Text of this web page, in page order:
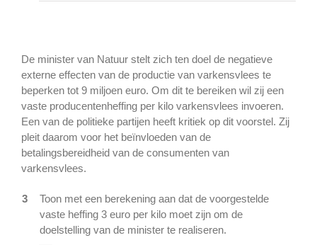
De minister van Natuur stelt zich ten doel de negatieve
externe effecten van de productie van varkensvlees te
beperken tot 9 miljoen euro. Om dit te bereiken wil zij een
vaste producentenheffing per kilo varkensvlees invoeren.
Een van de politieke partijen heeft kritiek op dit voorstel. Zij
pleit daarom voor het beïnvloeden van de
betalingsbereidheid van de consumenten van
varkensvlees.
3
Toon met een berekening aan dat de voorgestelde
vaste heffing 3 euro per kilo moet zijn om de
doelstelling van de minister te realiseren.